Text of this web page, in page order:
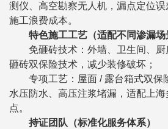
测仪、高空勘察无人机，漏点定位误
施工浪费成本。
特色施工工艺（适配不同渗漏场
免砸砖技术：外墙、卫生间、
砸砖双保险技术，减少装修破坏；
专项工艺：屋面 / 露台箱式双保
水压防水、高压注浆堵漏，适配上
点。
持证团队（标准化服务体系）